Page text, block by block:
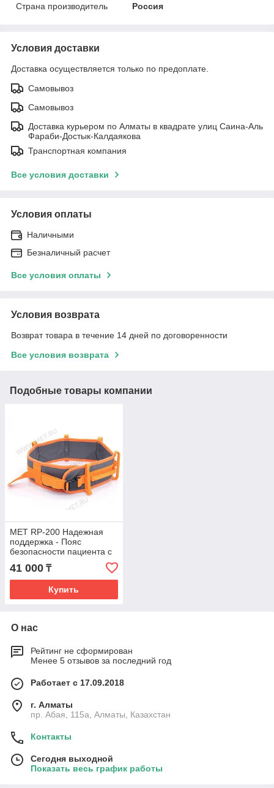
Страна производитель
Россия
Условия доставки
Доставка осуществляется только по предоплате.
Самовывоз
Самовывоз
Доставка курьером по Алматы в квадрате улиц Саина-Аль
Фараби-Достык-Калдаякова
Транспортная компания
Все условия доставки
Условия оплаты
Наличными
Безналичный расчет
Все условия оплаты
Условия возврата
Возврат товара в течение 14 дней по договоренности
Все условия возврата
Подобные товары компании
MET RP-200 Надежная
поддержка - Пояс
безопасности пациента с
рукоятками для
сопровождающего
41 000 ₸
Купить
О нас
Рейтинг не сформирован
Менее 5 отзывов за последний год
Работает с 17.09.2018
г. Алматы
пр. Абая, 115а, Алматы, Казахстан
Контакты
Сегодня выходной
Показать весь график работы